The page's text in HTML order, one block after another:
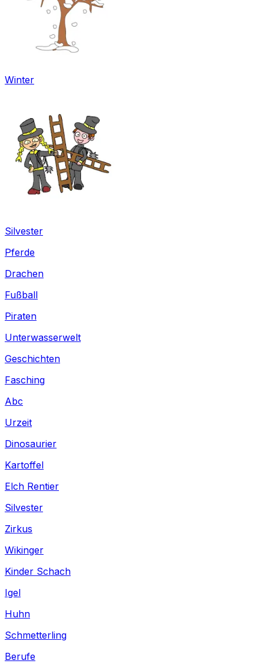
Winter
Silvester
Pferde
Drachen
Fußball
Piraten
Unterwasserwelt
Geschichten
Fasching
Abc
Urzeit
Dinosaurier
Kartoffel
Elch Rentier
Silvester
Zirkus
Wikinger
Kinder Schach
Igel
Huhn
Schmetterling
Berufe